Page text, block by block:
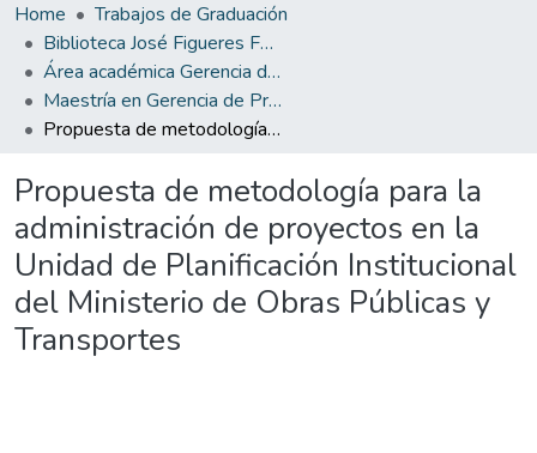
Home
Trabajos de Graduación
Biblioteca José Figueres Ferrer
Área académica Gerencia de Proyectos
Maestría en Gerencia de Proyectos
Propuesta de metodología para la administración de proyectos en la Unidad de Planificación Institucional del Ministerio de Obras Públicas y Transportes
Propuesta de metodología para la
administración de proyectos en la
Unidad de Planificación Institucional
del Ministerio de Obras Públicas y
Transportes